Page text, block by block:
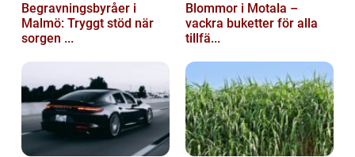
Begravningsbyråer i
Malmö: Tryggt stöd när
sorgen ...
Blommor i Motala –
vackra buketter för alla
tillfä...